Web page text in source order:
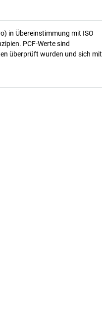
in Übereinstimmung mit ISO
PCF-Werte sind
überprüft wurden und sich mit